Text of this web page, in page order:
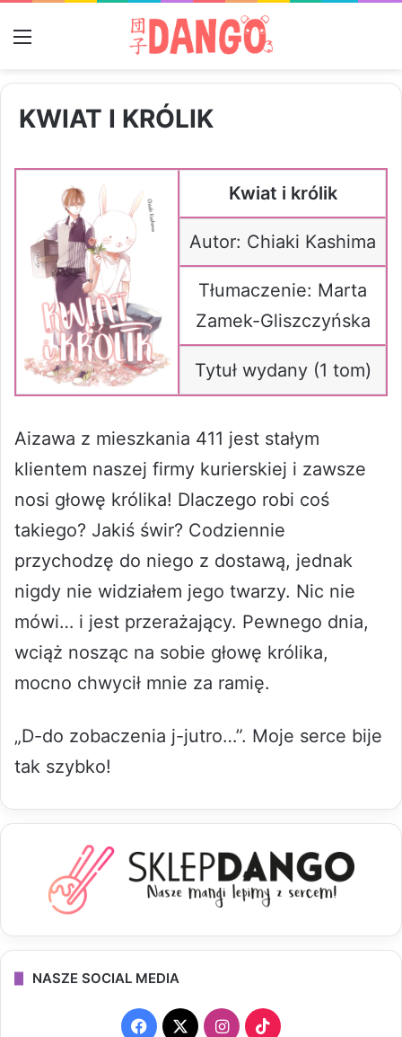
KWIAT I KRÓLIK
Kwiat i królik
Autor: Chiaki Kashima
Tłumaczenie: Marta
Zamek-Gliszczyńska
Tytuł wydany (1 tom)
Aizawa z mieszkania 411 jest stałym
klientem naszej firmy kurierskiej i zawsze
nosi głowę królika! Dlaczego robi coś
takiego? Jakiś świr? Codziennie
przychodzę do niego z dostawą, jednak
nigdy nie widziałem jego twarzy. Nic nie
mówi… i jest przerażający. Pewnego dnia,
wciąż nosząc na sobie głowę królika,
mocno chwycił mnie za ramię.
„D-do zobaczenia j-jutro…”. Moje serce bije
tak szybko!
NASZE SOCIAL MEDIA
F
X
I
T